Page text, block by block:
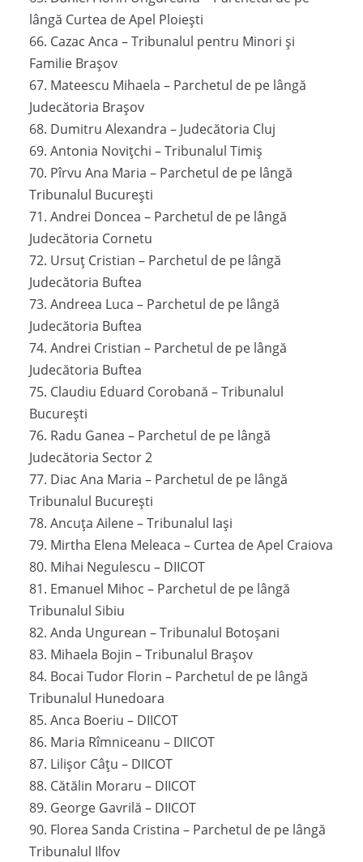
lângă Curtea de Apel Ploiești
66. Cazac Anca – Tribunalul pentru Minori și
Familie Brașov
67. Mateescu Mihaela – Parchetul de pe lângă
Judecătoria Brașov
68. Dumitru Alexandra – Judecătoria Cluj
69. Antonia Novițchi – Tribunalul Timiș
70. Pîrvu Ana Maria – Parchetul de pe lângă
Tribunalul București
71. Andrei Doncea – Parchetul de pe lângă
Judecătoria Cornetu
72. Ursuț Cristian – Parchetul de pe lângă
Judecătoria Buftea
73. Andreea Luca – Parchetul de pe lângă
Judecătoria Buftea
74. Andrei Cristian – Parchetul de pe lângă
Judecătoria Buftea
75. Claudiu Eduard Corobană – Tribunalul
București
76. Radu Ganea – Parchetul de pe lângă
Judecătoria Sector 2
77. Diac Ana Maria – Parchetul de pe lângă
Tribunalul București
78. Ancuța Ailene – Tribunalul Iași
79. Mirtha Elena Meleaca – Curtea de Apel Craiova
80. Mihai Negulescu – DIICOT
81. Emanuel Mihoc – Parchetul de pe lângă
Tribunalul Sibiu
82. Anda Ungurean – Tribunalul Botoșani
83. Mihaela Bojin – Tribunalul Brașov
84. Bocai Tudor Florin – Parchetul de pe lângă
Tribunalul Hunedoara
85. Anca Boeriu – DIICOT
86. Maria Rîmniceanu – DIICOT
87. Lilișor Câțu – DIICOT
88. Cătălin Moraru – DIICOT
89. George Gavrilă – DIICOT
90. Florea Sanda Cristina – Parchetul de pe lângă
Tribunalul Ilfov